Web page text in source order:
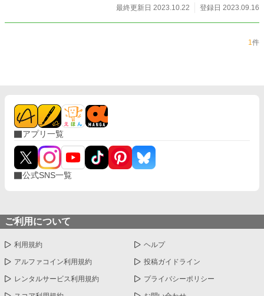
最終更新日 2023.10.22
登録日 2023.09.16
1件
アプリ一覧
公式SNS一覧
ご利用について
利用規約 ヘルプ
アルファコイン利用規約 投稿ガイドライン
レンタルサービス利用規約 プライバシーポリシー